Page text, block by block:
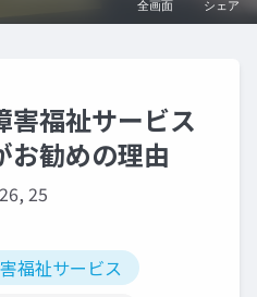
害福祉サービス
お勧めの理由
25
福祉サービス